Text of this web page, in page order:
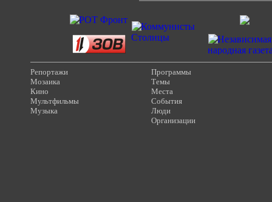
Репортажи
Мозаика
Кино
Мультфильмы
Музыка
Программы
Темы
Места
События
Люди
Организации